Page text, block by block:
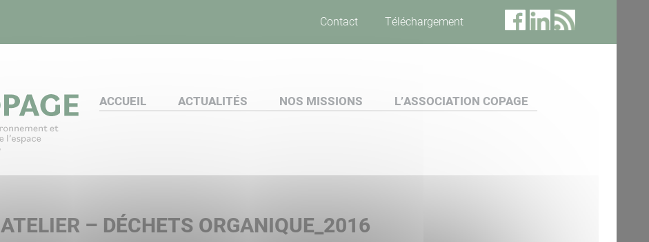
Contact Téléchargement
ACCUEIL ACTUALITÉS NOS MISSIONS L’ASSOCIATION COPAGE
ATELIER – DÉCHETS ORGANIQUE_2016